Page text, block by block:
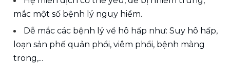
mắc một số bệnh lý nguy hiểm.
Dễ mắc các bệnh lý về hô hấp như: Suy hô hấp,
loạn sản phế quản phổi, viêm phổi, bệnh màng
trong,...